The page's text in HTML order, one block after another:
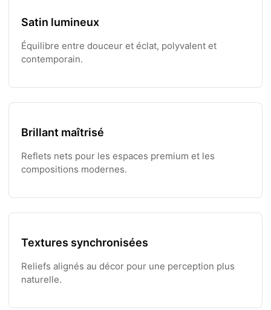
Satin lumineux
Équilibre entre douceur et éclat, polyvalent et
contemporain.
Brillant maîtrisé
Reflets nets pour les espaces premium et les
compositions modernes.
Textures synchronisées
Reliefs alignés au décor pour une perception plus
naturelle.